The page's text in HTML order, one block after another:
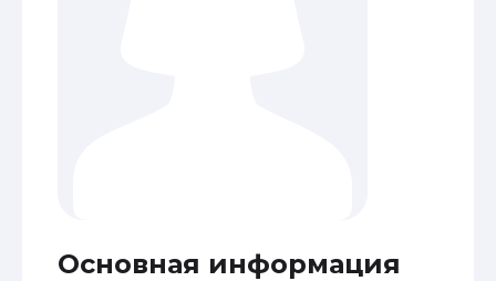
Основная информация